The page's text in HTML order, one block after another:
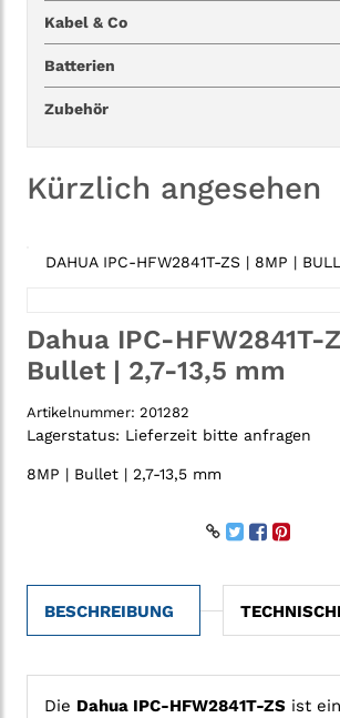
Kabel & Co
Batterien
Zubehör
Kürzlich angesehen
DAHUA IPC-HFW2841T-ZS | 8MP |
Dahua IPC-HFW2841T-
Bullet | 2,7-13,5 mm
Artikelnummer: 201282
Lagerstatus: Lieferzeit bitte anfragen
8MP | Bullet | 2,7-13,5 mm
BESCHREIBUNG
Die Dahua IPC-HFW2841T-ZS ist